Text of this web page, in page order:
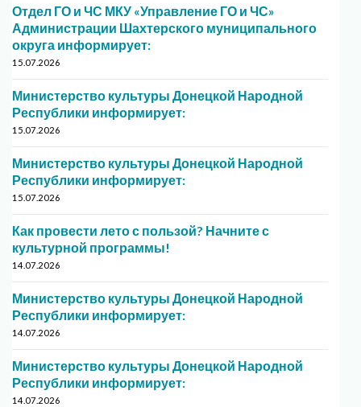
Отдел ГО и ЧС МКУ «Управление ГО и ЧС»
Администрации Шахтерского муниципального
округа информирует:
15.07.2026
Министерство культуры Донецкой Народной
Республики информирует:
15.07.2026
Министерство культуры Донецкой Народной
Республики информирует:
15.07.2026
Как провести лето с пользой? Начните с
культурной программы!
14.07.2026
Министерство культуры Донецкой Народной
Республики информирует:
14.07.2026
Министерство культуры Донецкой Народной
Республики информирует:
14.07.2026